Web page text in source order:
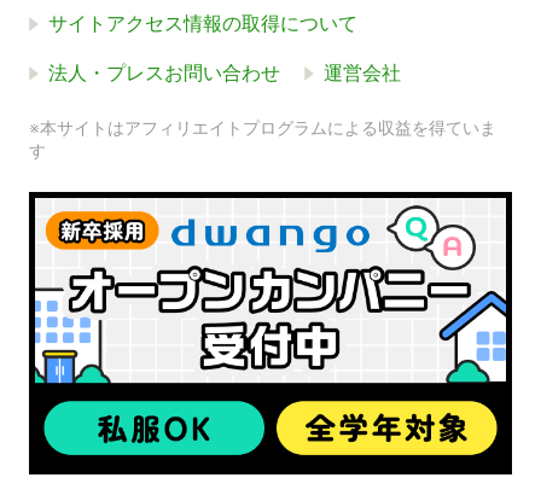
サイトアクセス情報の取得について
法人・プレスお問い合わせ 運営会社
※本サイトはアフィリエイトプログラムによる収益を得ていま
す